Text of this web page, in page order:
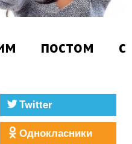
постом с
Twitter
Однокласники